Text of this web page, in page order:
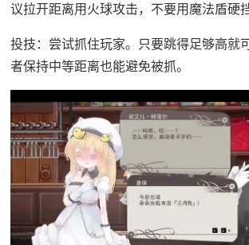
议拉开距离用火球攻击，不要用魔法盾硬
投技：尝试抓住玩家。只要跳得足够高就
者保持中等距离也能避免被抓。